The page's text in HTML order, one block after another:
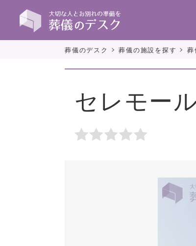
葬儀のデスク >葬儀の施設を探す >葬
セレモー